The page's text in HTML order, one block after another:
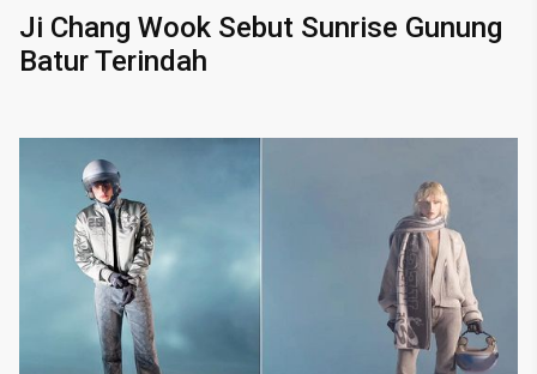
Ji Chang Wook Sebut Sunrise Gunung
Batur Terindah